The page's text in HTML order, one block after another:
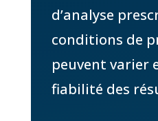
d’analyse
conditions de
peuvent varier
fiabilité des